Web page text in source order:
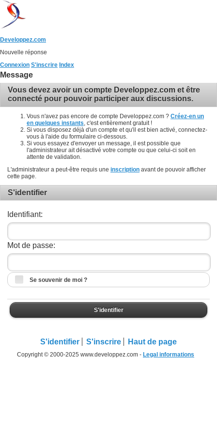
Developpez.com
Nouvelle réponse
Connexion S'inscrire Index
Message
Vous devez avoir un compte Developpez.com et être
connecté pour pouvoir participer aux discussions.
Vous n'avez pas encore de compte Developpez.com ? Créez-en un
en quelques instants , c'est entièrement gratuit !
Si vous disposez déjà d'un compte et qu'il est bien activé, connectez-
vous à l'aide du formulaire ci-dessous.
Si vous essayez d'envoyer un message, il est possible que
l'administrateur ait désactivé votre compte ou que celui-ci soit en
attente de validation.
L'administrateur a peut-être requis une inscription avant de pouvoir afficher
cette page.
S'identifier
Identifiant:
Mot de passe:
Se souvenir de moi ?
S'identifier
S'identifier S'inscrire Haut de page
Copyright © 2000-2025 www.developpez.com - Legal informations